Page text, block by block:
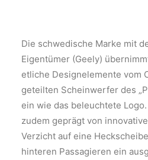
Die schwedische Marke mit
Eigentümer (Geely)
etliche Designelemente vom
geteilten Scheinwerfer des
ein wie das beleuchtete
zudem geprägt von
Verzicht auf eine
hinteren Passagieren ein